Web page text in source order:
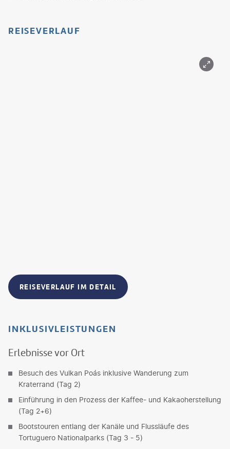
REISEVERLAUF
REISEVERLAUF IM DETAIL
INKLUSIVLEISTUNGEN
Erlebnisse vor Ort
Besuch des Vulkan Poás inklusive Wanderung zum
Kraterrand (Tag 2)
Einführung in den Prozess der Kaffee- und Kakaoherstellung
(Tag 2+6)
Bootstouren entlang der Kanäle und Flussläufe des
Tortuguero Nationalparks (Tag 3 - 5)